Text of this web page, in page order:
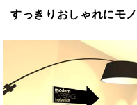
すっきりおしゃれにモ